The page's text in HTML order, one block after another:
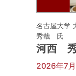
名古屋大学
秀哉 氏
河西
2026年7